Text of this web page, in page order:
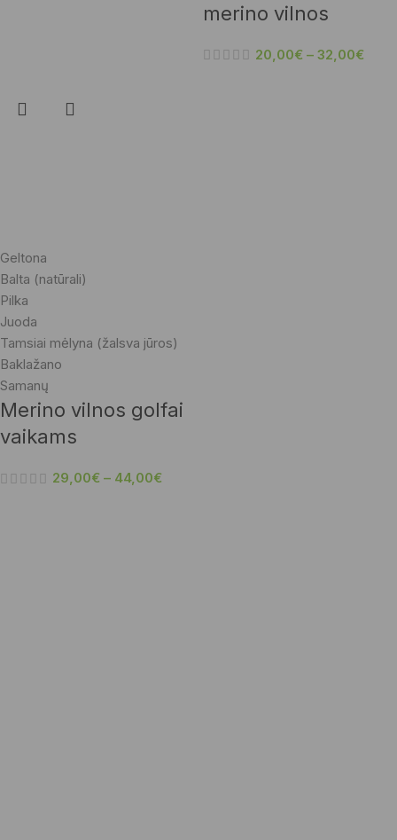
Geltona
Balta (natūrali)
Pilka
Juoda
Tamsiai mėlyna (žalsva jūros)
Baklažano
Samanų
Merino vilnos golfai
vaikams
29,00€ – 44,00€
merino vilnos
20,00€ – 32,00€